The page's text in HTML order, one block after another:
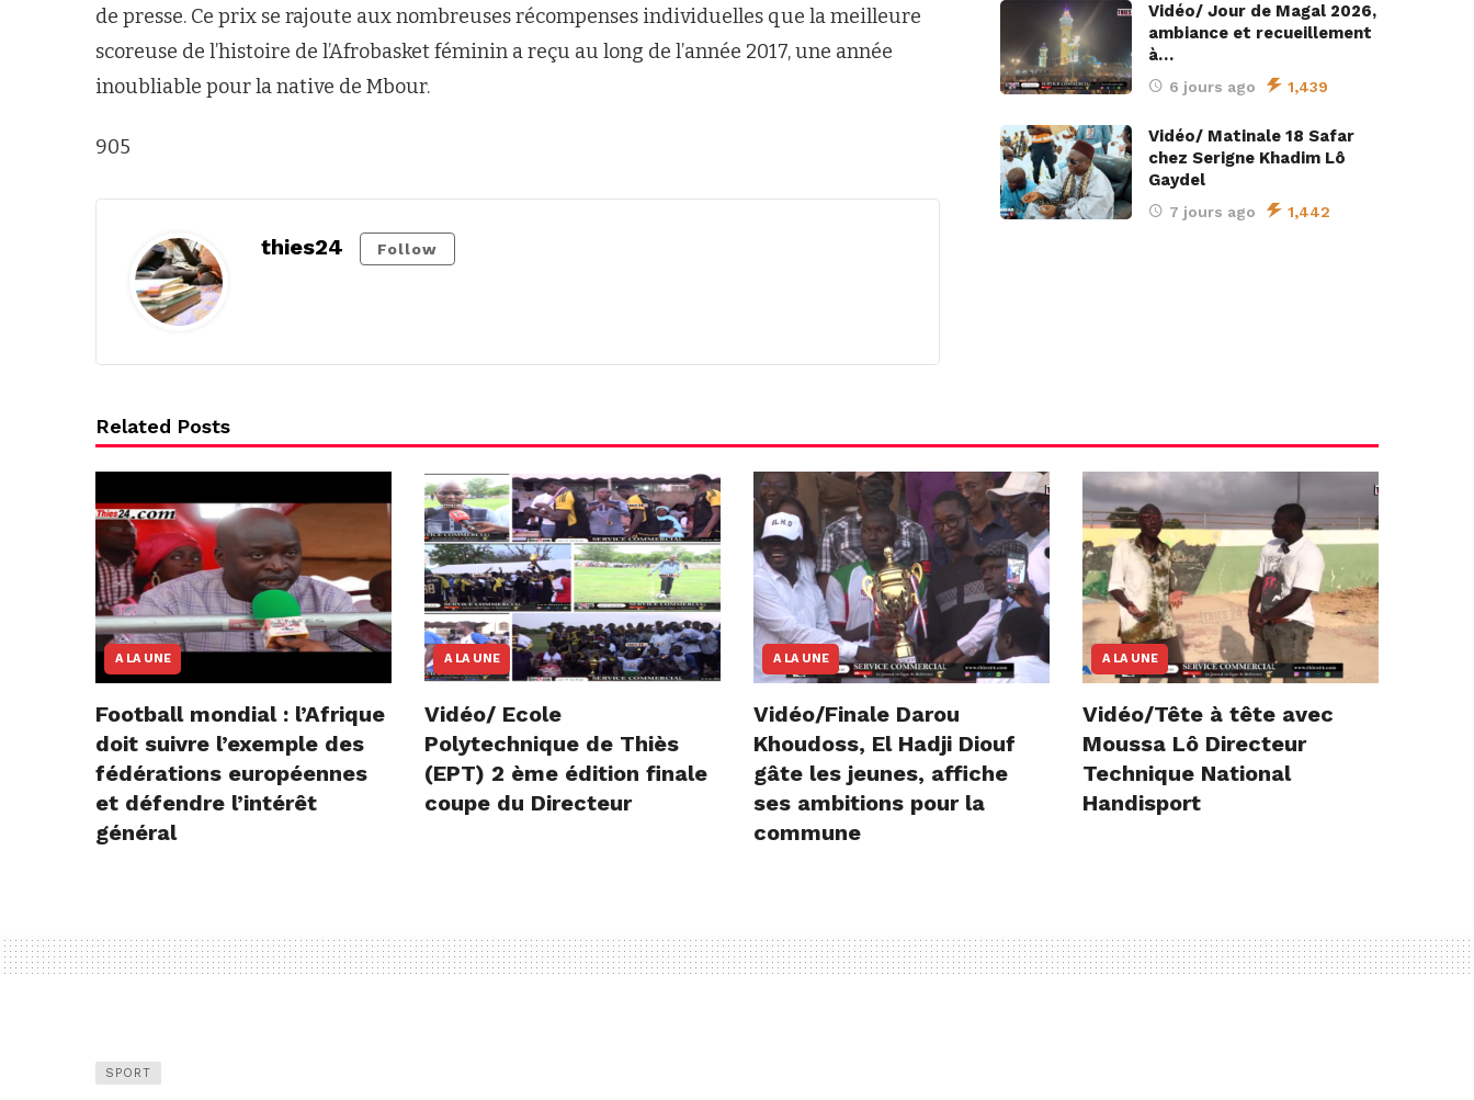
de presse. Ce prix se rajoute aux nombreuses récompenses individuelles que la meilleure
scoreuse de l’histoire de l’Afrobasket féminin a reçu au long de l’année 2017, une année
inoubliable pour la native de Mbour.
905
thies24 Follow
Vidéo/ Jour de Magal 2026,
ambiance et recueillement
à…
6 jours ago 1,439
Vidéo/ Matinale 18 Safar
chez Serigne Khadim Lô
Gaydel
7 jours ago 1,442
Related Posts
A LA UNE
Football mondial : l’Afrique
doit suivre l’exemple des
fédérations européennes
et défendre l’intérêt
général
A LA UNE
Vidéo/ Ecole
Polytechnique de Thiès
(EPT) 2 ème édition finale
coupe du Directeur
A LA UNE
Vidéo/Finale Darou
Khoudoss, El Hadji Diouf
gâte les jeunes, affiche
ses ambitions pour la
commune
A LA UNE
Vidéo/Tête à tête avec
Moussa Lô Directeur
Technique National
Handisport
SPORT